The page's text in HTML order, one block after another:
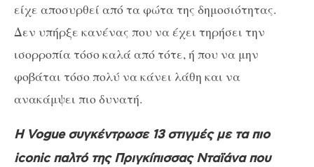
είχε αποσυρθεί από τα φώτα της δημοσιότητας.
Δεν υπήρξε κανένας που να έχει τηρήσει την
ισορροπία τόσο καλά από τότε, ή που να μην
φοβάται τόσο πολύ να κάνει λάθη και να
ανακάμψει πιο δυνατή.
Η Vogue συγκέντρωσε 13 στιγμές με τα πιο
iconic παλτό της Πριγκίπισσας Νταϊάνα που